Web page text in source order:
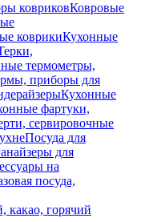
ковриковКовровые
коврикиКухонные
термометры,
приборы для
Кухонные
фартуки,
сервировочные
Посуда для
для
на
посуда,
какао, горячий